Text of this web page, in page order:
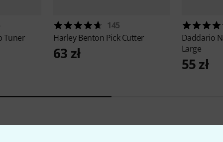
Tuner
145
Harley Benton Pick Cutter
63 zł
Daddario
Large
55 zł